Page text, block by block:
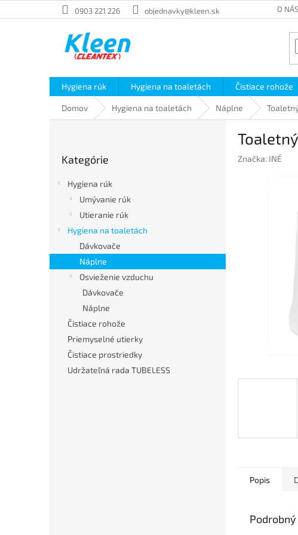
na
0903 221 226 objednavky@kleen.sk O NÁS
Hygiena rúk Hygiena na toaletách Čistiace rohože
Domov Hygiena na toaletách Náplne
kategórie
Kategórie
Hygiena rúk
Umývanie rúk
Utieranie rúk
Hygiena na toaletách
Dávkovače
Náplne
Osvieženie vzduchu
Dávkovače
Náplne
Čistiace rohože
Priemyselné utierky
Čistiace prostriedky
Udržateľná rada TUBELESS
Značka: INÉ
Popis